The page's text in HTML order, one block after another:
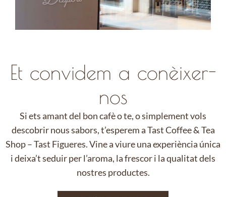
Et convidem a conèixer-
nos
Si ets amant del bon cafè o te, o simplement vols
descobrir nous sabors, t’esperem a Tast Coffee & Tea
Shop – Tast Figueres. Vine a viure una experiència única
i deixa’t seduir per l’aroma, la frescor i la qualitat dels
nostres productes.